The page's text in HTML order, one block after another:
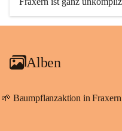
den öffentlichen
An Samstagen, Sonn- und
persönlichen Linienbus
Haltestelle bestellen.
Alben
🌱 Baumpflanzaktion in